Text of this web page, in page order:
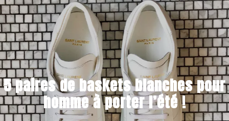
5 paires de baskets blanches pour
homme à porter l’été !